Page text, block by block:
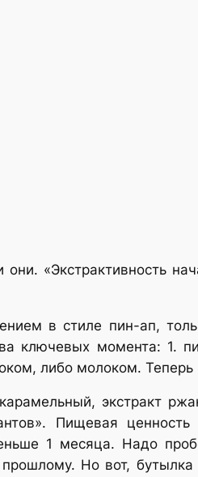
«Экстрактивность
в стиле пин-ап,
ключевых момента: 1.
либо молоком.
экстракт
Пищевая
1 месяца. Надо
Но вот,